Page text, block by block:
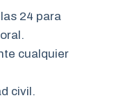
24 para
cualquier
civil.